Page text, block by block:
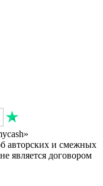
авторских и смежных
является договором